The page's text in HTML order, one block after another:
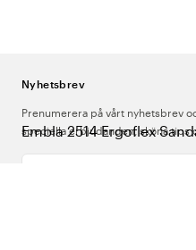
Embla 2514 Ergoflex
Nyhetsbrev
Prenumerera på vårt nyhetsbrev
speciella erbjudanden, sköna tips
Ange din e-postadress